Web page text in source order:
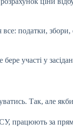
податки,
участі у
Так, але
працюють за